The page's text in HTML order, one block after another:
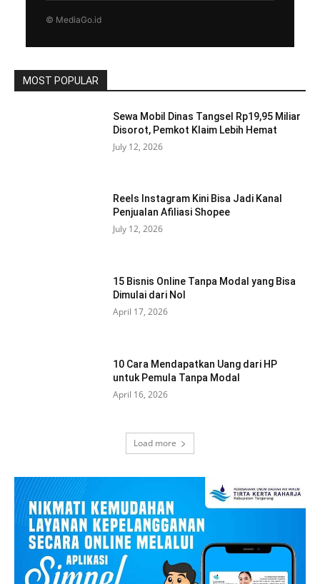
© MediaGo.id
MOST POPULAR
Sewa Mobil Dinas Tangsel Rp19,95 Miliar
Disorot, Pemkot Klaim Lebih Hemat
July 12, 2026
Reels Instagram Kini Bisa Jadi Kanal
Penjualan Afiliasi Shopee
July 12, 2026
15 Bisnis Online Tanpa Modal yang Bisa
Dimulai dari Nol
April 17, 2026
10 Cara Mendapatkan Uang dari HP
untuk Pemula Tanpa Modal
April 16, 2026
Load more